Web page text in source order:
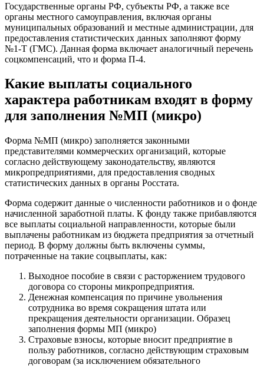
Государственные органы РФ, субъекты РФ, а также все
органы местного самоуправления, включая органы
муниципальных образований и местные администрации, для
предоставления статистических данных заполняют форму
№1-Т (ГМС). Данная форма включает аналогичный перечень
соцкомпенсаций, что и форма П-4.
Какие выплаты социального
характера работникам входят в форму
для заполнения №МП (микро)
Форма №МП (микро) заполняется законными
представителями коммерческих организаций, которые
согласно действующему законодательству, являются
микропредприятиями, для предоставления сводных
статистических данных в органы Росстата.
Форма содержит данные о численности работников и о фонде
начисленной заработной платы. К фонду также прибавляются
все выплаты социальной направленности, которые были
выплачены работникам из бюджета предприятия за отчетный
период. В форму должны быть включены суммы,
потраченные на такие соцвыплаты, как:
Выходное пособие в связи с расторжением трудового
договора со стороны микропредприятия.
Денежная компенсация по причине увольнения
сотрудника во время сокращения штата или
прекращения деятельности организации. Образец
заполнения формы МП (микро)
Страховые взносы, которые вносит предприятие в
пользу работников, согласно действующим страховым
договорам (за исключением обязательного